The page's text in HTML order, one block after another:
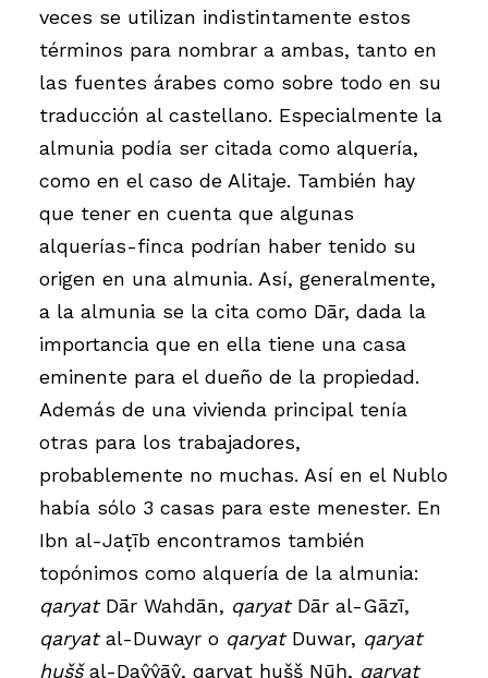
veces se utilizan indistintamente estos
términos para nombrar a ambas, tanto en
las fuentes árabes como sobre todo en su
traducción al castellano. Especialmente la
almunia podía ser citada como alquería,
como en el caso de Alitaje. También hay
que tener en cuenta que algunas
alquerías-finca podrían haber tenido su
origen en una almunia. Así, generalmente,
a la almunia se la cita como Dār, dada la
importancia que en ella tiene una casa
eminente para el dueño de la propiedad.
Además de una vivienda principal tenía
otras para los trabajadores,
probablemente no muchas. Así en el Nublo
había sólo 3 casas para este menester. En
Ibn al-Jaṭīb encontramos también
topónimos como alquería de la almunia:
qaryatDār Wahdān, qaryatDār al-Gāzī,
qaryatal-Duwayr o qaryatDuwar, qaryat
ḥuššal-Daŷŷāŷ, qaryat ḥušš Nūḥ, qaryat